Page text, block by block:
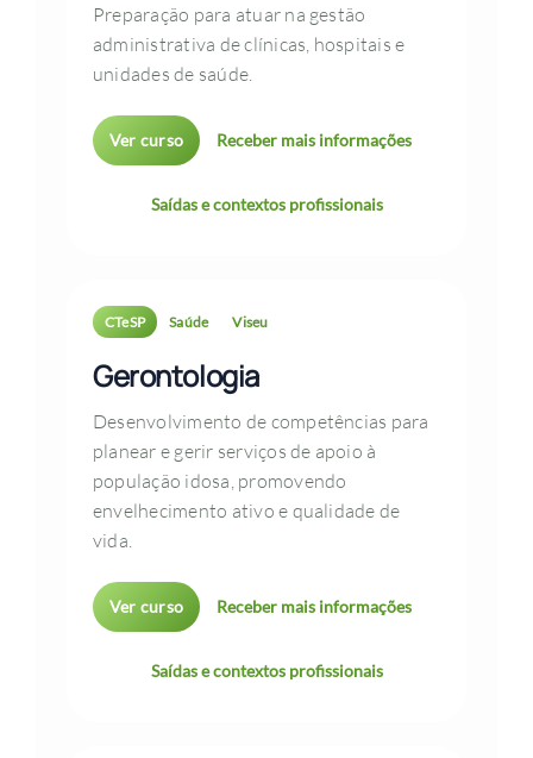
Preparação para atuar na gestão
administrativa de clínicas, hospitais e
unidades de saúde.
Ver curso Receber mais informações
Saídas e contextos profissionais
CTeSP Saúde Viseu
Gerontologia
Desenvolvimento de competências para
planear e gerir serviços de apoio à
população idosa, promovendo
envelhecimento ativo e qualidade de
vida.
Ver curso Receber mais informações
Saídas e contextos profissionais